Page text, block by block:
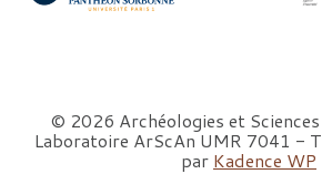
© 2026 Archéologies et
Laboratoire ArScAn UMR 7041 -
par Kadence WP